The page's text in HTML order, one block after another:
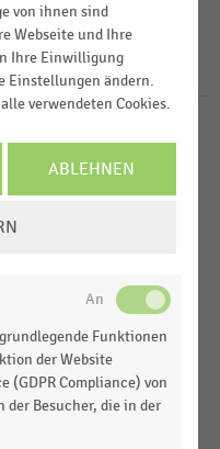
|STATISTIK
Ludwig Beck
Elektronikhändlers
2025)
Redcare
von ihnen sind
Webseite und Ihre
Ihre Einwilligung
Einstellungen ändern.
verwendeten Cookies.
ABLEHNEN
Funktionen
der Website
(GDPR Compliance) von
Besucher, die in der